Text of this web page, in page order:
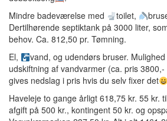
Mindre badeværelse med
toilet,
Dertilhørende septiktank på 3000 liter,
behov. Ca. 812,50 pr. Tømning.
El,
vand, og udendørs bruser.
udskiftning af vandvarmer (ca. pris
gives nedslag i pris hvis du selv fixer det
Haveleje to gange årligt 618,75 kr. 55 kr.
afgift på 500 kr., kontingent 50 kr. og